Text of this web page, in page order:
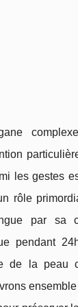
les gestes
rôle
par sa
pendant
de la peau